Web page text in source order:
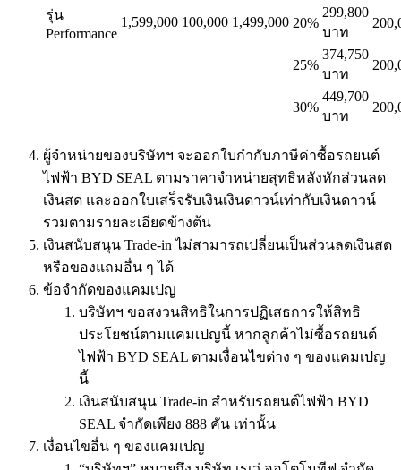
รุ่น
Performance
1,599,000 100,000 1,499,000 20%
299,800
บาท
25%
374,750
บาท
30%
449,700
บาท
ผู้จำหน่ายของบริษัทฯ จะออกใบกำกับภาษีค่าซื้อรถยนต์
ไฟฟ้า BYD SEAL ตามราคาจำหน่ายสุทธิหลังหักส่วนลด
เงินสด และออกใบเสร็จรับเงินเงินดาวน์เท่ากับเงินดาวน์
รวมตามรายละเอียดข้างต้น
เงินสนับสนุน Trade-in ไม่สามารถเปลี่ยนเป็นส่วนลดเงินสด
หรือของแถมอื่น ๆ ได้
ข้อจำกัดของแคมเปญ
บริษัทฯ ขอสงวนสิทธิในการปฏิเสธการให้สิทธิ
ประโยชน์ตามแคมเปญนี้ หากลูกค้าไม่ซื้อรถยนต์
ไฟฟ้า BYD SEAL ตามเงื่อนไขต่าง ๆ ของแคมเปญ
นี้
เงินสนับสนุน Trade-in สำหรับรถยนต์ไฟฟ้า BYD
SEAL จำกัดเพียง 888 คัน เท่านั้น
เงื่อนไขอื่น ๆ ของแคมเปญ